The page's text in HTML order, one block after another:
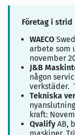
Företag i strid
WAECO
arbete som
november
J&B
någon
verkstäder.
Tekniska
kraft:
Qvalify AB,
maskiner.